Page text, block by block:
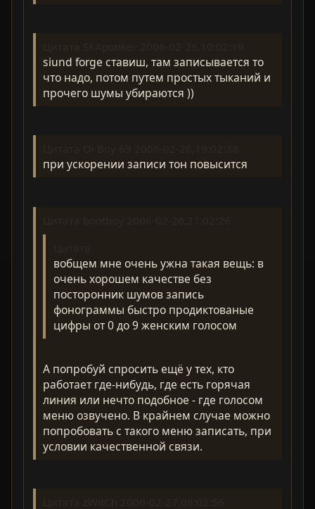
siund forge cтавиш, там записывается то
что надо, потом путем простых тыканий и
прочего шумы убираются ))
при ускорении записи тон повысится
вобщем мне очень ужна такая вещь: в
очень хорошем качестве без
посторонник шумов запись
фонограммы быстро продиктованые
цифры от 0 до 9 женским голосом
А попробуй спросить ещё у тех, кто
работает где-нибудь, где есть горячая
линия или нечто подобное - где голосом
меню озвучено. В крайнем случае можно
попробовать с такого меню записать, при
условии качественной связи.